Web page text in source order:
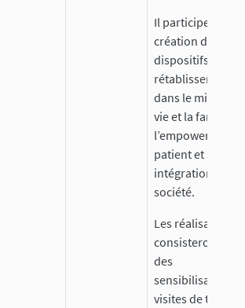
Il participera à la
création de
dispositifs de
rétablissement
dans le milieu de
vie et la famille, à
l’empowerment
patient et son
intégration dans
société.
Les réalisations
consisteront en
des
sensibilisations
visites de terrain,